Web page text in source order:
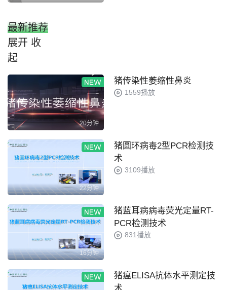
最新推荐
展开 收
起
20分钟
猪传染性萎缩性鼻炎
1559播放
22分钟
猪圆环病毒2型PCR检测技
术
3109播放
16分钟
猪蓝耳病病毒荧光定量RT-
PCR检测技术
831播放
猪瘟ELISA抗体水平测定技